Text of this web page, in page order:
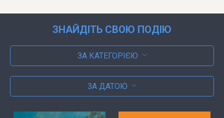
ЗНАЙДІТЬ СВОЮ ПОДІЮ
ЗА КАТЕГОРІЄЮ
ЗА ДАТОЮ